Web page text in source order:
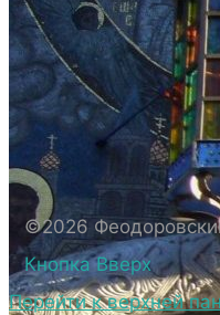
ВНЕШНИЙ
©2026
Кнопка Вверх
Перейти к верхней